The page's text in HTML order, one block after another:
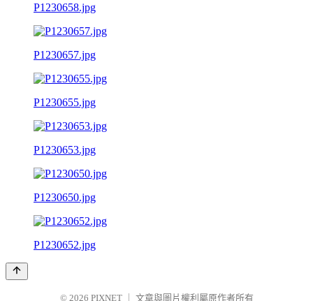
P1230658.jpg
P1230657.jpg
P1230655.jpg
P1230653.jpg
P1230650.jpg
P1230652.jpg
© 2026 PIXNET 文章與圖片權利屬原作者所有